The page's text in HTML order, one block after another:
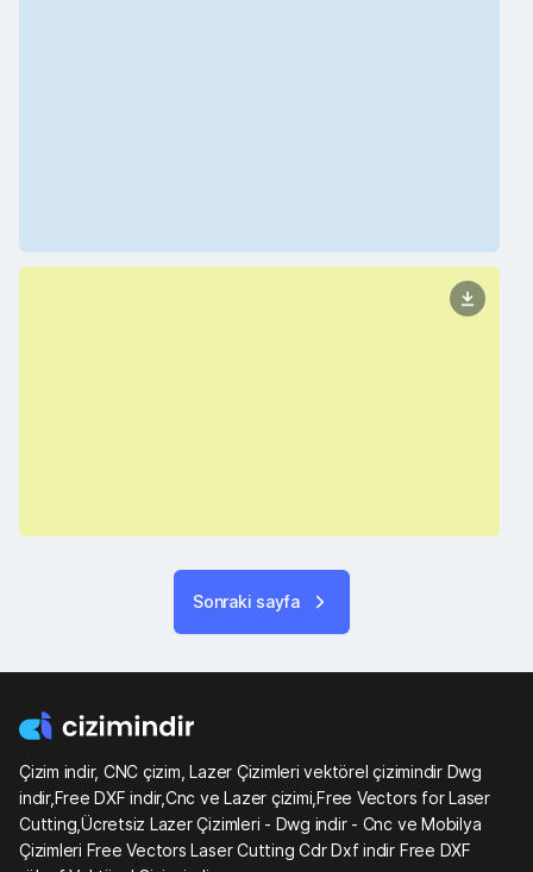
Sonraki sayfa
Çizim indir, CNC çizim, Lazer Çizimleri vektörel çizimindir Dwg
indir,Free DXF indir,Cnc ve Lazer çizimi,Free Vectors for Laser
Cutting,Ücretsiz Lazer Çizimleri - Dwg indir - Cnc ve Mobilya
Çizimleri Free Vectors Laser Cutting Cdr Dxf indir Free DXF